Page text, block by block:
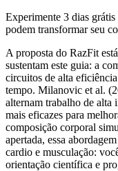
Experimente 3 dias
podem transformar seu
A proposta do RazFit
sustentam este guia: a
circuitos de alta
tempo. Milanovic et al.
alternam trabalho de alta
mais eficazes para
composição corporal
apertada, essa
cardio e musculação:
orientação científica e